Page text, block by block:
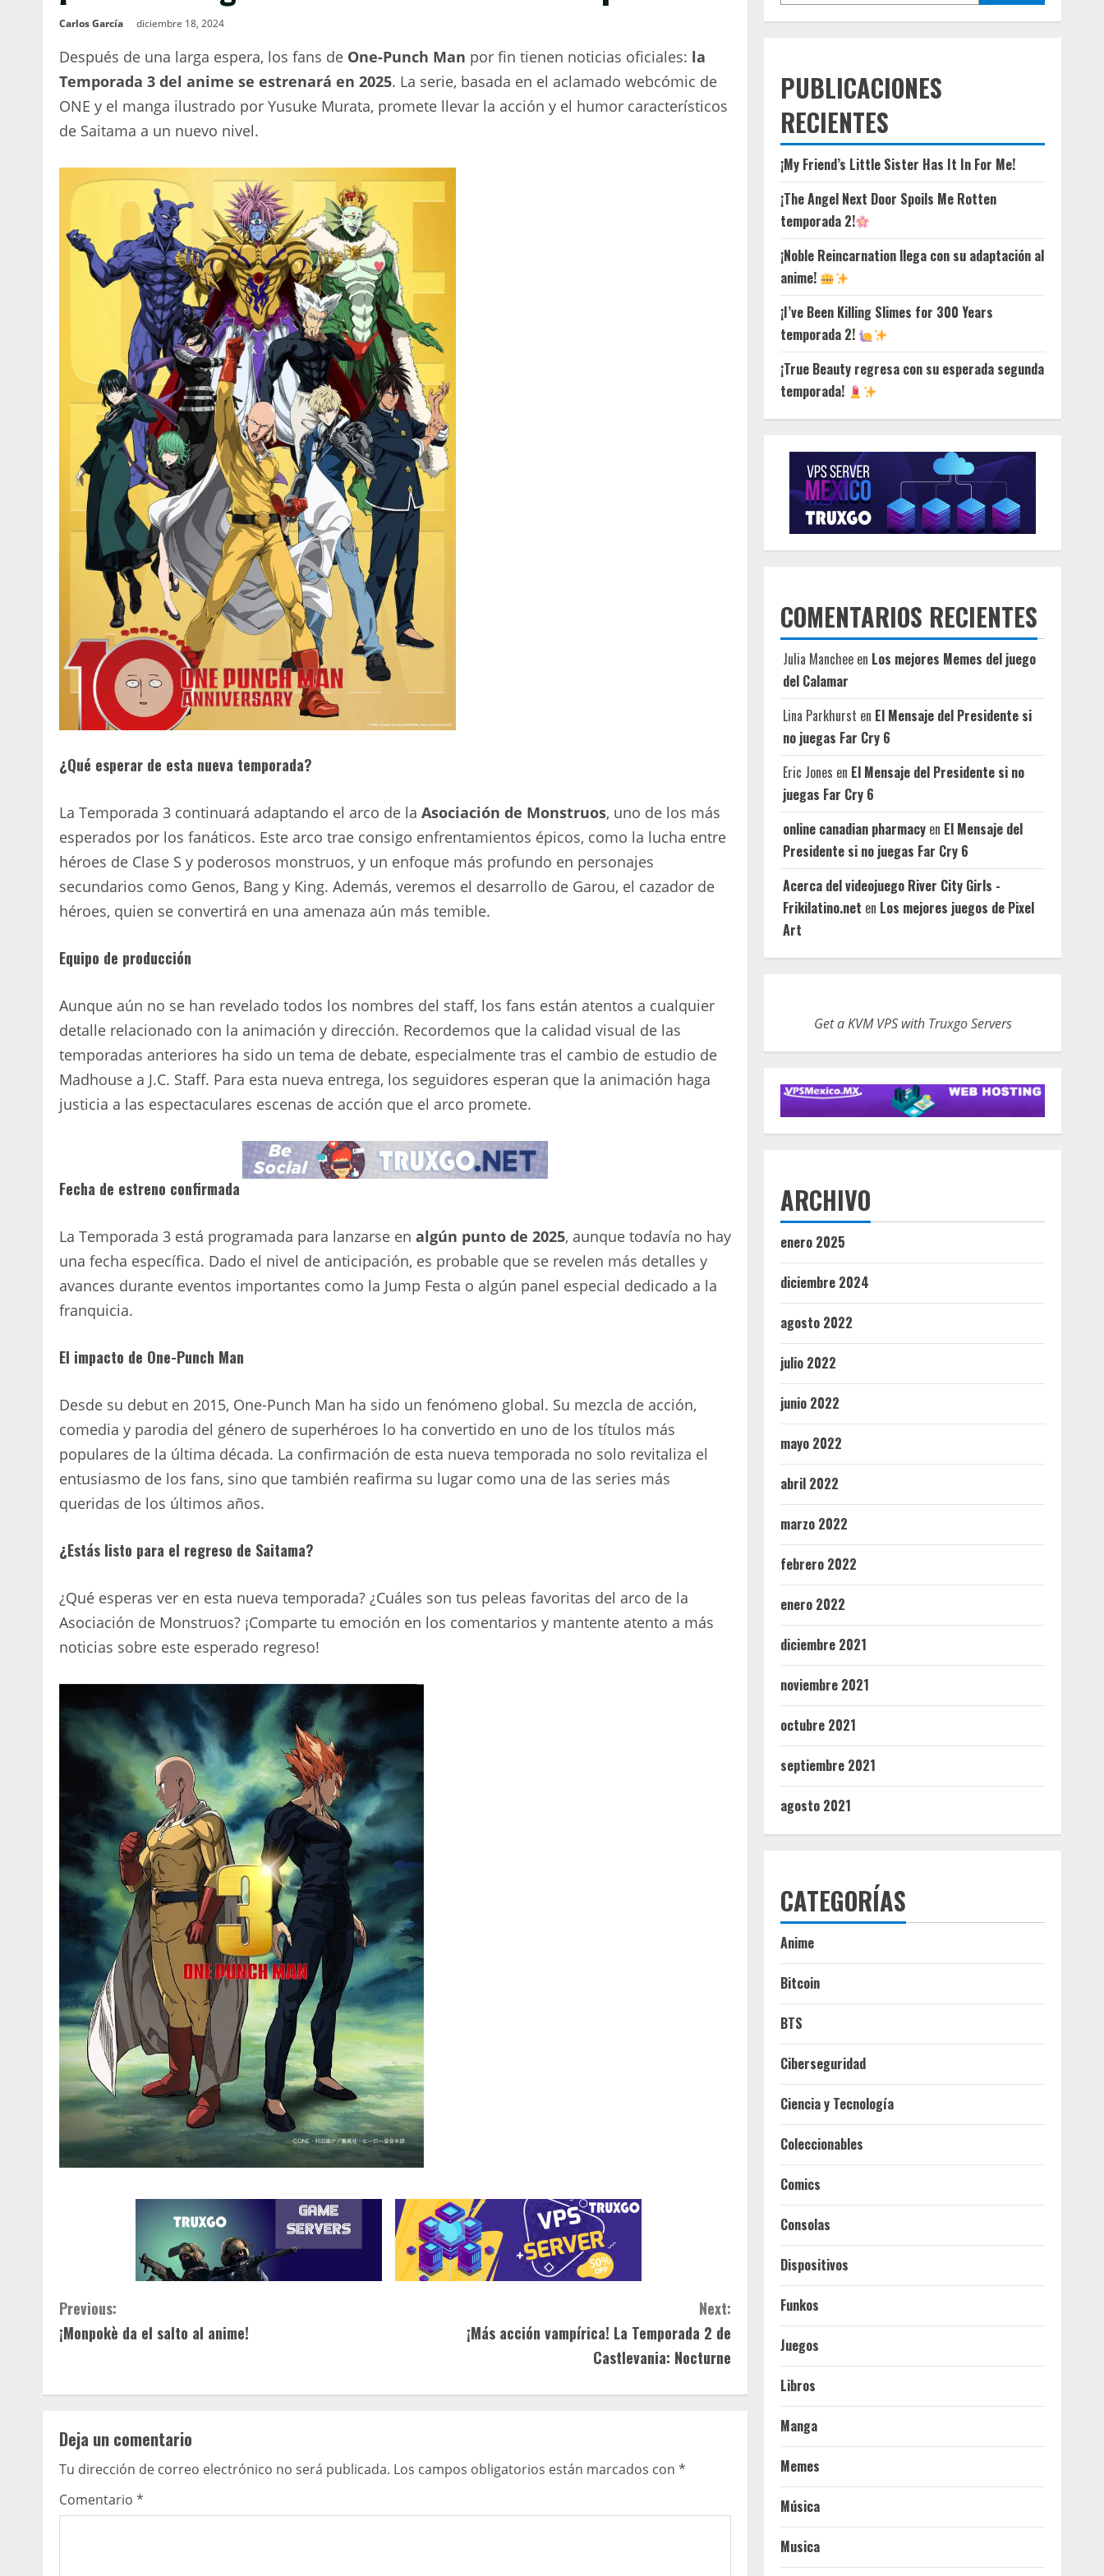
Carlos García diciembre 18, 2024
Después de una larga espera, los fans de One-Punch Man por fin tienen noticias oficiales: la
Temporada 3 del anime se estrenará en 2025. La serie, basada en el aclamado webcómic de
ONE y el manga ilustrado por Yusuke Murata, promete llevar la acción y el humor característicos
de Saitama a un nuevo nivel.
¿Qué esperar de esta nueva temporada?
La Temporada 3 continuará adaptando el arco de la Asociación de Monstruos, uno de los más
esperados por los fanáticos. Este arco trae consigo enfrentamientos épicos, como la lucha entre
héroes de Clase S y poderosos monstruos, y un enfoque más profundo en personajes
secundarios como Genos, Bang y King. Además, veremos el desarrollo de Garou, el cazador de
héroes, quien se convertirá en una amenaza aún más temible.
Equipo de producción
Aunque aún no se han revelado todos los nombres del staff, los fans están atentos a cualquier
detalle relacionado con la animación y dirección. Recordemos que la calidad visual de las
temporadas anteriores ha sido un tema de debate, especialmente tras el cambio de estudio de
Madhouse a J.C. Staff. Para esta nueva entrega, los seguidores esperan que la animación haga
justicia a las espectaculares escenas de acción que el arco promete.
Fecha de estreno confirmada
La Temporada 3 está programada para lanzarse en algún punto de 2025, aunque todavía no hay
una fecha específica. Dado el nivel de anticipación, es probable que se revelen más detalles y
avances durante eventos importantes como la Jump Festa o algún panel especial dedicado a la
franquicia.
El impacto de One-Punch Man
Desde su debut en 2015, One-Punch Man ha sido un fenómeno global. Su mezcla de acción,
comedia y parodia del género de superhéroes lo ha convertido en uno de los títulos más
populares de la última década. La confirmación de esta nueva temporada no solo revitaliza el
entusiasmo de los fans, sino que también reafirma su lugar como una de las series más
queridas de los últimos años.
¿Estás listo para el regreso de Saitama?
¿Qué esperas ver en esta nueva temporada? ¿Cuáles son tus peleas favoritas del arco de la
Asociación de Monstruos? ¡Comparte tu emoción en los comentarios y mantente atento a más
noticias sobre este esperado regreso!
C
o
i
n
u
Previous:
¡Monpokè da el salto al anime!
Next:
¡Más acción vampírica! La Temporada 2 de
Castlevania: Nocturne
Deja un comentario
Tu dirección de correo electrónico no será publicada. Los campos obligatorios están marcados con *
Comentario *
PUBLICACIONES
RECIENTES
¡My Friend’s Little Sister Has It In For Me!
¡The Angel Next Door Spoils Me Rotten
temporada 2!
¡Noble Reincarnation llega con su adaptación al
anime!
¡I’ve Been Killing Slimes for 300 Years
temporada 2!
¡True Beauty regresa con su esperada segunda
temporada!
COMENTARIOS RECIENTES
Julia Manchee en Los mejores Memes del juego
del Calamar
Lina Parkhurst en El Mensaje del Presidente si
no juegas Far Cry 6
Eric Jones en El Mensaje del Presidente si no
juegas Far Cry 6
online canadian pharmacy en El Mensaje del
Presidente si no juegas Far Cry 6
Acerca del videojuego River City Girls -
Frikilatino.net en Los mejores juegos de Pixel
Art
Get a KVM VPS with Truxgo Servers
ARCHIVO
enero 2025
diciembre 2024
agosto 2022
julio 2022
junio 2022
mayo 2022
abril 2022
marzo 2022
febrero 2022
enero 2022
diciembre 2021
noviembre 2021
octubre 2021
septiembre 2021
agosto 2021
CATEGORÍAS
Anime
Bitcoin
BTS
Ciberseguridad
Ciencia y Tecnología
Coleccionables
Comics
Consolas
Dispositivos
Funkos
Juegos
Libros
Manga
Memes
Música
Musica